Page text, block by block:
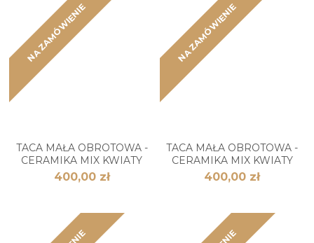
NA ZAMÓWIENIE
TACA MAŁA OBROTOWA -
CERAMIKA MIX KWIATY
400,00 zł
NA ZAMÓWIENIE
TACA MAŁA OBROTOWA -
CERAMIKA MIX KWIATY
400,00 zł